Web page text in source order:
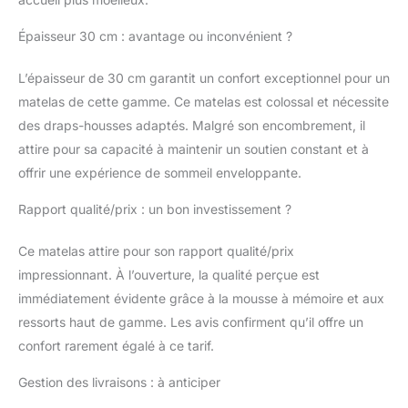
ressorts ensachés sur 7
contrôler les points de
pressions en s'adaptant
aux différentes parties
du corps et offrir une
couchage efficace
(permet de dormir à
RESPIRABILITÉ et
SOUTIEN
L’air entre
chaque ressort ensaché
offre une ventilation
acariens, les bactéries
mousse polyuréthane
Épaisseur 30 cm : avantage ou inconvénient ?
L’épaisseur de 30 cm garantit un confort exceptionnel pour un
matelas de cette gamme. Ce matelas est colossal et nécessite
des draps-housses adaptés. Malgré son encombrement, il
attire pour sa capacité à maintenir un soutien constant et à
offrir une expérience de sommeil enveloppante.
Rapport qualité/prix : un bon investissement ?
Ce matelas attire pour son rapport qualité/prix
impressionnant. À l’ouverture, la qualité perçue est
immédiatement évidente grâce à la mousse à mémoire et aux
ressorts haut de gamme. Les avis confirment qu’il offre un
confort rarement égalé à ce tarif.
Gestion des livraisons : à anticiper